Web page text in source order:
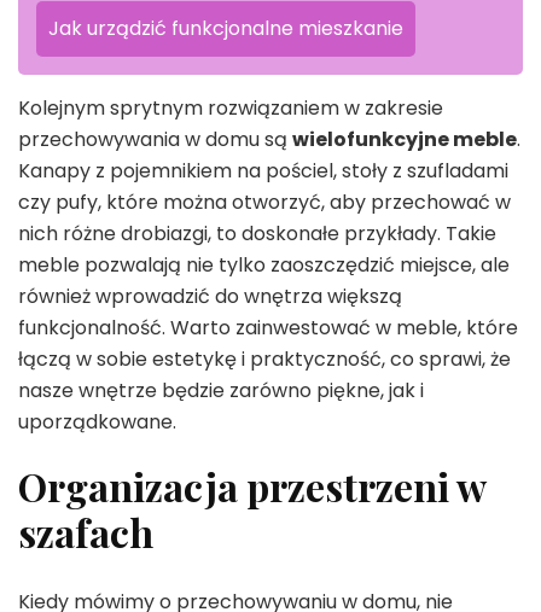
Jak urządzić funkcjonalne mieszkanie
Kolejnym sprytnym rozwiązaniem w zakresie
przechowywania w domu są wielofunkcyjne meble.
Kanapy z pojemnikiem na pościel, stoły z szufladami
czy pufy, które można otworzyć, aby przechować w
nich różne drobiazgi, to doskonałe przykłady. Takie
meble pozwalają nie tylko zaoszczędzić miejsce, ale
również wprowadzić do wnętrza większą
funkcjonalność. Warto zainwestować w meble, które
łączą w sobie estetykę i praktyczność, co sprawi, że
nasze wnętrze będzie zarówno piękne, jak i
uporządkowane.
Organizacja przestrzeni w
szafach
Kiedy mówimy o przechowywaniu w domu, nie